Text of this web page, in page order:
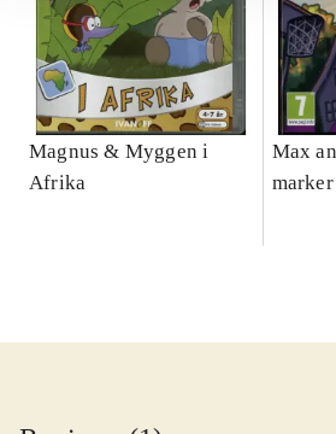
Magnus & Myggen i
Afrika
Max
marker